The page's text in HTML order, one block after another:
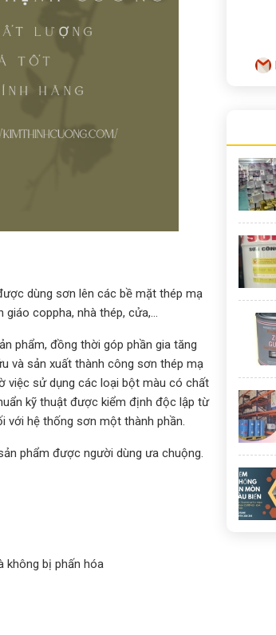
dùng sơn lên các bề mặt thép mạ
coppha, nhà thép, cửa,...
phẩm, đồng thời góp phần gia tăng
và sản xuất thành công sơn thép mạ
việc sử dụng các loại bột màu có chất
kỹ thuật được kiểm định độc lập từ
với hệ thống sơn một thành phần.
phẩm được người dùng ưa chuộng.
không bị phấn hóa